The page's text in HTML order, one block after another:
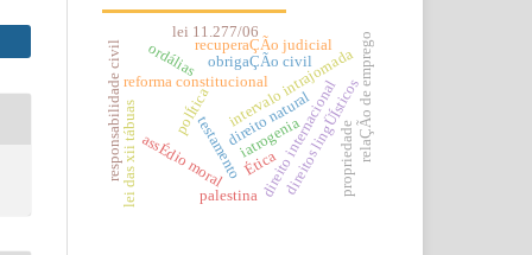
assÉdio moral
intervalo intrajornada
direito internacional
reforma constitucional relaÇÃo de emprego
obrigaÇÃo civil
direito natural
recuperaÇÃo judicial
testamento direitos lingÜÍsticos
polÍtica
lei das xii tábuas propriedade
lei 11.277/06
iatrogenia
Ética
ordálias
responsabilidade civil
palestina